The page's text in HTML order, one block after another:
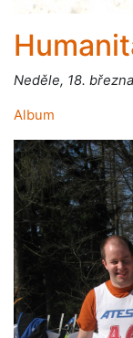
Neděle, 18.
Album